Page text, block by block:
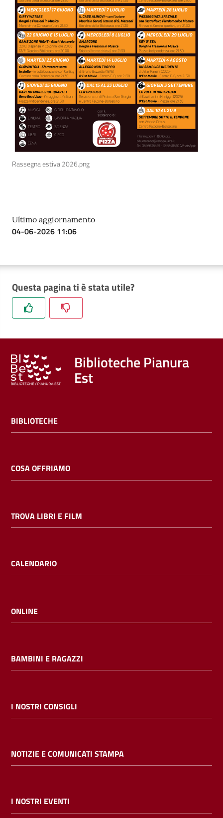
Rassegna estiva 2026.png
Ultimo aggiornamento
04-06-2026 11:06
Questa pagina ti è stata utile?
Biblioteche Pianura
Est
BIBLIOTECHE
COSA OFFRIAMO
TROVA LIBRI E FILM
CALENDARIO
ONLINE
BAMBINI E RAGAZZI
I NOSTRI CONSIGLI
NOTIZIE E COMUNICATI STAMPA
I NOSTRI EVENTI